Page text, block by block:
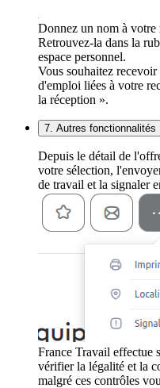
Donnez un nom à votre
Retrouvez-la dans la
espace personnel.
Vous souhaitez
d'emploi liées à votre
la réception ».
7. Autres fonctionnalités
Depuis le détail de
votre sélection,
de travail et la signaler
France Travail effectue
vérifier la légalité et la
malgré ces contrôles